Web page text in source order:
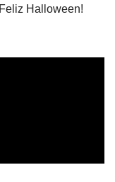
Halloween!